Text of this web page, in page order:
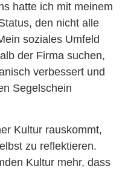
hatte ich mit meinem
den nicht alle
soziales Umfeld
der Firma suchen,
verbessert und
Segelschein
Kultur rauskommt,
zu reflektieren.
Kultur mehr, dass